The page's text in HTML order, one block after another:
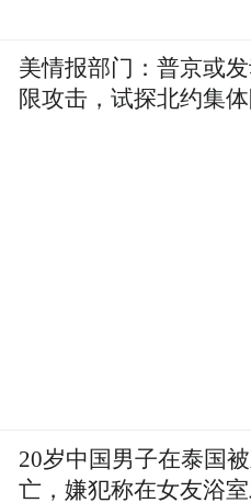
美情报部门：普京或
限攻击，试探北约集
20岁中国男子在泰国
亡，嫌犯称在女友浴